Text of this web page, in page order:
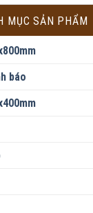
MỤC SẢN PHẨM
báo